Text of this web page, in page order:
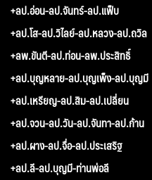
+ลป.อ่อน-ลป.จันทร์-ลป.แฟ็บ
+ลป.โส-ลป.วิไลย์-ลป.หลวง-ลป.ถวิล
+ลพ.ขันตี-ลป.ท่อน-ลพ.ประสิทธิ์
+ลป.บุญหลาย-ลป.บุญเพ็ง-ลป.บุญมี
+ลป.เหรียญ-ลป.สิม-ลป.เปลี่ยน
+ลป.จวน-ลป.วัน-ลป.จันทา-ลป.ก้าน
+ลป.ผาง-ลป.จื่อ-ลป.ประเสริฐ
+ลป.ลี-ลป.บุญมี-ท่านพ่อลี